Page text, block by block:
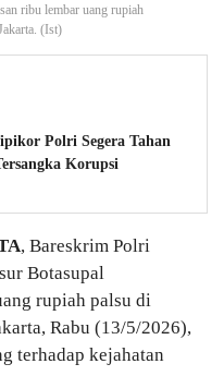
ribu lembar uang rupiah
(Ist)
Polri Segera Tahan
Korupsi
, Bareskrim Polri
Botasupal
rupiah palsu di
Rabu (13/5/2026),
terhadap kejahatan